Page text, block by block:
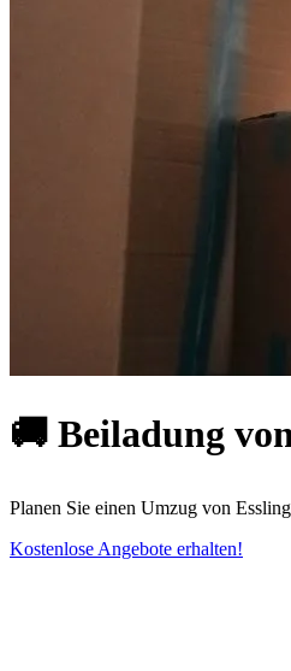
🚚 Beiladung
Planen Sie einen Umzug von
Kostenlose Angebote erhalten!